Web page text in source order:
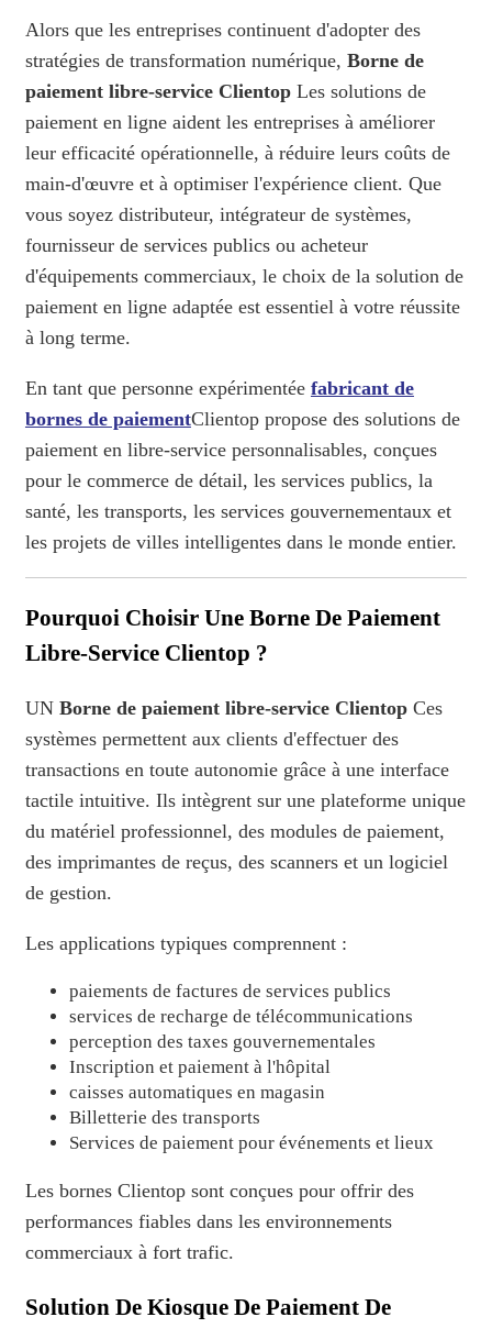
Alors que les entreprises continuent d'adopter des
stratégies de transformation numérique, Borne de
paiement libre-service ClientopLes solutions de
paiement en ligne aident les entreprises à améliorer
leur efficacité opérationnelle, à réduire leurs coûts de
main-d'œuvre et à optimiser l'expérience client. Que
vous soyez distributeur, intégrateur de systèmes,
fournisseur de services publics ou acheteur
d'équipements commerciaux, le choix de la solution de
paiement en ligne adaptée est essentiel à votre réussite
à long terme.
En tant que personne expérimentée fabricant de
bornes de paiementClientop propose des solutions de
paiement en libre-service personnalisables, conçues
pour le commerce de détail, les services publics, la
santé, les transports, les services gouvernementaux et
les projets de villes intelligentes dans le monde entier.
Pourquoi Choisir Une Borne De Paiement
Libre-Service Clientop ?
UN Borne de paiement libre-service ClientopCes
systèmes permettent aux clients d'effectuer des
transactions en toute autonomie grâce à une interface
tactile intuitive. Ils intègrent sur une plateforme unique
du matériel professionnel, des modules de paiement,
des imprimantes de reçus, des scanners et un logiciel
de gestion.
Les applications typiques comprennent :
paiements de factures de services publics
services de recharge de télécommunications
perception des taxes gouvernementales
Inscription et paiement à l'hôpital
caisses automatiques en magasin
Billetterie des transports
Services de paiement pour événements et lieux
Les bornes Clientop sont conçues pour offrir des
performances fiables dans les environnements
commerciaux à fort trafic.
Solution De Kiosque De Paiement De